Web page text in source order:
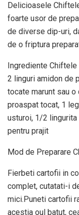
Delicioasele
foarte usor de
de diverse dip-uri,
de o friptura
Ingrediente
2 linguri amidon de
tocate marunt sau o
proaspat tocat, 1
usturoi, 1/2 lingurita
pentru prajit
Mod de Preparare
Fierbeti cartofii in
complet, cutatati-i
mici.Puneti cartofii
acestia oul batut,